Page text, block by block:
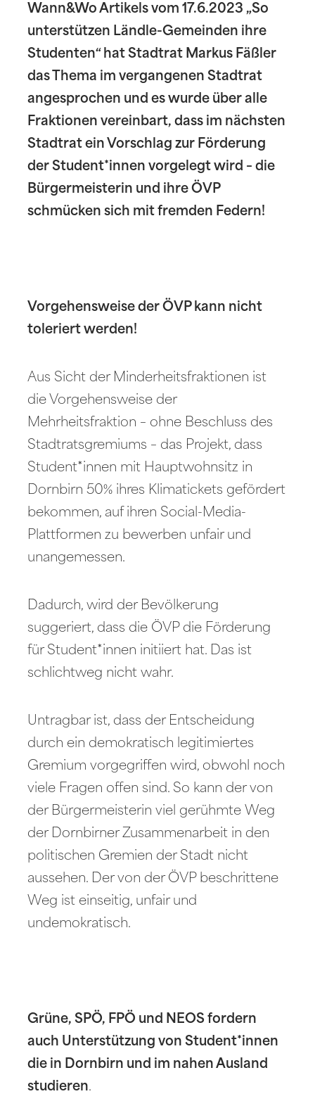
Wann&Wo Artikels vom 17.6.2023 „So
unterstützen Ländle-Gemeinden ihre
Studenten“ hat Stadtrat Markus Fäßler
das Thema im vergangenen Stadtrat
angesprochen und es wurde über alle
Fraktionen vereinbart, dass im nächsten
Stadtrat ein Vorschlag zur Förderung
der Student*innen vorgelegt wird – die
Bürgermeisterin und ihre ÖVP
schmücken sich mit fremden Federn!
Vorgehensweise der ÖVP kann nicht
toleriert werden!
Aus Sicht der Minderheitsfraktionen ist
die Vorgehensweise der
Mehrheitsfraktion – ohne Beschluss des
Stadtratsgremiums – das Projekt, dass
Student*innen mit Hauptwohnsitz in
Dornbirn 50% ihres Klimatickets gefördert
bekommen, auf ihren Social-Media-
Plattformen zu bewerben unfair und
unangemessen.
Dadurch, wird der Bevölkerung
suggeriert, dass die ÖVP die Förderung
für Student*innen initiiert hat. Das ist
schlichtweg nicht wahr.
Untragbar ist, dass der Entscheidung
durch ein demokratisch legitimiertes
Gremium vorgegriffen wird, obwohl noch
viele Fragen offen sind. So kann der von
der Bürgermeisterin viel gerühmte Weg
der Dornbirner Zusammenarbeit in den
politischen Gremien der Stadt nicht
aussehen. Der von der ÖVP beschrittene
Weg ist einseitig, unfair und
undemokratisch.
Grüne, SPÖ, FPÖ und NEOS fordern
auch Unterstützung von Student*innen
die in Dornbirn und im nahen Ausland
studieren.